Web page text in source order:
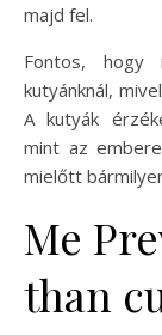
majd fel.
Fontos, hogy
kutyánknál,
A kutyák
mint az
mielőtt
Me
than